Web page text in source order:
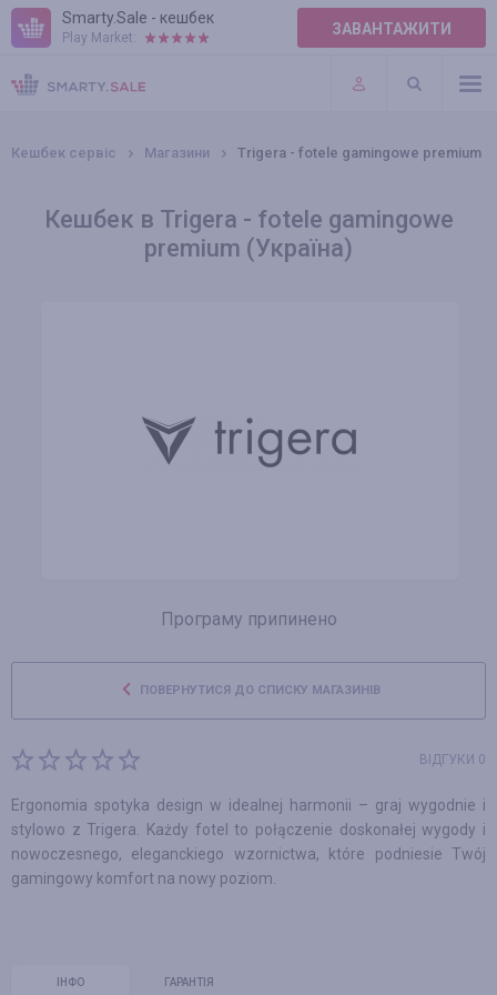
Smarty.Sale - кешбек
Play Market: ЗАВАНТАЖИТИ
ПРАВИЛА
ПЛАГІНИ
Кешбек сервіс Магазини Trigera - fotele gamingowe premium
Кешбек в Trigera - fotele gamingowe
premium (Україна)
Програму припинено
ПОВЕРНУТИСЯ ДО СПИСКУ МАГАЗИНІВ
ВІДГУКИ 0
Ergonomia spotyka design w idealnej harmonii – graj wygodnie i
stylowo z Trigera. Każdy fotel to połączenie doskonałej wygody i
nowoczesnego, eleganckiego wzornictwa, które podniesie Twój
gamingowy komfort na nowy poziom.
ІНФО ГАРАНТІЯ